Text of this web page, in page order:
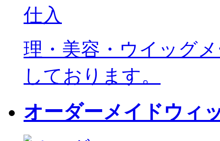
理・美容・ウイッグ
しております。
オーダーメイドウィ